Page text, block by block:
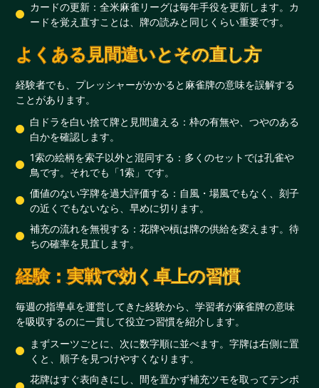
カードの更新：全米麻雀リーグは毎年手役を更新します。カ
ードを覚え直すことは、牌の読みと同じくらい重要です。
よくある見間違いとその直し方
経験者でも、プレッシャーがかかると麻雀牌の意味を誤解する
ことがあります。
白ドラを白い捨て牌と見間違える：枠の有無や、つやのある
白かを確認します。
1索の絵柄を索子以外と混同する：多くのセットでは孔雀や
鳥です。それでも「1索」です。
価値のない字牌を過大評価する：自風・場風でもなく、刻子
の近くでもないなら、早めに切ります。
補充の流れを無視する：花牌や槓は牌の供給を変えます。待
ちの確率を見直します。
経験：実戦で効く卓上の習慣
毎週の指導卓を運営してきた経験から、学習者が麻雀牌の意味
を吸収するのに一貫して役立つ習慣を紹介します。
まずスーツごとに、次に数字順に並べます。字牌は右側に置
くと、順子を見つけやすくなります。
花牌はすぐ表向きにし、間を置かず補充ツモを取ってテンポ